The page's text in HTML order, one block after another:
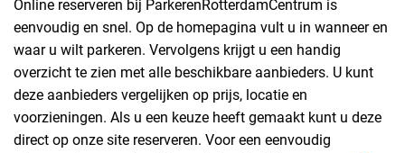
Online reserveren bij ParkerenRotterdamCentrum is
eenvoudig en snel. Op de homepagina vult u in wanneer en
waar u wilt parkeren. Vervolgens krijgt u een handig
overzicht te zien met alle beschikbare aanbieders. U kunt
deze aanbieders vergelijken op prijs, locatie en
voorzieningen. Als u een keuze heeft gemaakt kunt u deze
direct op onze site reserveren. Voor een eenvoudig